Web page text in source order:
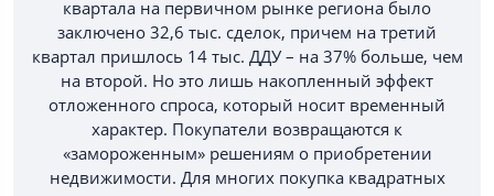
квартала на первичном рынке региона было
заключено 32,6 тыс. сделок, причем на третий
квартал пришлось 14 тыс. ДДУ – на 37% больше, чем
на второй. Но это лишь накопленный эффект
отложенного спроса, который носит временный
характер. Покупатели возвращаются к
«замороженным» решениям о приобретении
недвижимости. Для многих покупка квадратных